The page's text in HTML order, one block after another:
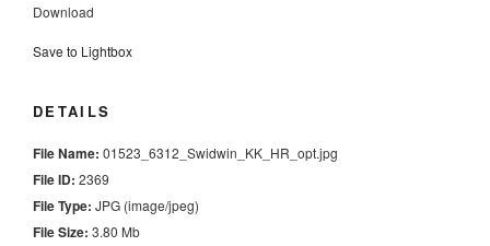
Download
Save to Lightbox
DETAILS
File Name: 01523_6312_Swidwin_KK_HR_opt.jpg
File ID: 2369
File Type: JPG (image/jpeg)
File Size: 3.80 Mb